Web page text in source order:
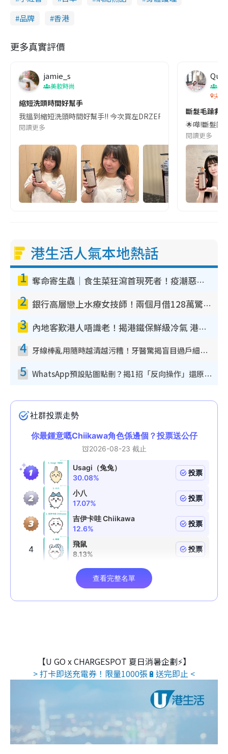
品牌
香港
更多真實評價
jamie_s
美妝時尚
縮短洗頭時間好幫手
我搵到縮短洗頭時間好幫手!! 今次買左DRZERO幹細胞PDRN三
閱讀更多
美
尖沙
斷髮毛躁救星
🌟嘩!斷髮同
閱讀更多
港生活人氣本地熱話
1 奪命寄生蟲｜食生菜狂瀉首現死者！疫潮惡化錄1.8萬宗病例 揭洗菜3大謬誤
2 銀行高層戀上水療女技師！兩個月借128萬驚覺「沉船」沉落火海 揭背後疑似邪教操控賣淫
3 內地客歎港人唔識老！揭港鐵保鮮級冷氣 港人求放過：咪投訴
4 牙線棒亂用隨時越清越污糟！牙醫驚揭盲目過戶細菌恐致蛀牙：呢種先係日常真保養
5 WhatsApp預設貼圖點刪？揭1招「反向操作」還原簡潔介面 附3步實測教學
【U GO x CHARGESPOT 夏日消暑企劃⚡】
> 打卡即送充電券！限量1000張🔋送完即止 <